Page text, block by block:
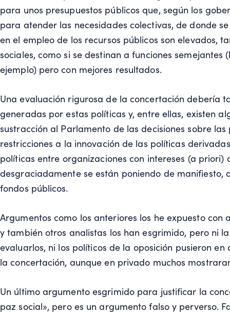
para unos presupuestos públicos que, según los
para atender las necesidades colectivas, de donde
en el empleo de los recursos públicos son elevados,
sociales, como si se destinan a funciones
ejemplo) pero con mejores resultados.
Una evaluación rigurosa de la concertación debería
generadas por estas políticas y, entre ellas, existen
sustracción al Parlamento de las decisiones sobre
restricciones a la innovación de las políticas
políticas entre organizaciones con intereses (a priori)
desgraciadamente se están poniendo de manifiesto,
fondos públicos.
Argumentos como los anteriores los he expuesto
y también otros analistas los han esgrimido, pero ni
evaluarlos, ni los políticos de la oposición pusieron
la concertación, aunque en privado muchos
Un último argumento esgrimido para justificar la
paz social», pero es un argumento falso y perverso.